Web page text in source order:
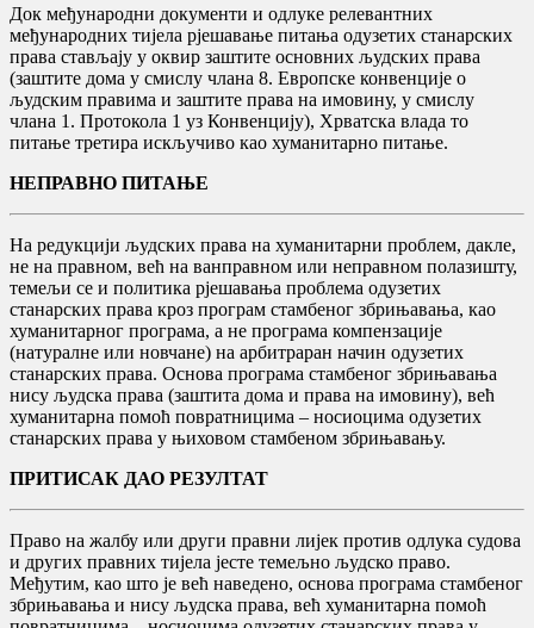
Док међународни документи и одлуке релевантних
међународних тијела рјешавање питања одузетих станарских
права стављају у оквир заштите основних људских права
(заштите дома у смислу члана 8. Европске конвенције о
људским правима и заштите права на имовину, у смислу
члана 1. Протокола 1 уз Конвенцију), Хрватска влада то
питање третира искључиво као хуманитарно питање.
НЕПРАВНО ПИТАЊЕ
На редукцији људских права на хуманитарни проблем, дакле,
не на правном, већ на ванправном или неправном полазишту,
темељи се и политика рјешавања проблема одузетих
станарских права кроз програм стамбеног збрињавања, као
хуманитарног програма, а не програма компензације
(натуралне или новчане) на арбитраран начин одузетих
станарских права. Основа програма стамбеног збрињавања
нису људска права (заштита дома и права на имовину), већ
хуманитарна помоћ повратницима – носиоцима одузетих
станарских права у њиховом стамбеном збрињавању.
ПРИТИСАК ДАО РЕЗУЛТАТ
Право на жалбу или други правни лијек против одлука судова
и других правних тијела јесте темељно људско право.
Међутим, као што је већ наведено, основа програма стамбеног
збрињавања и нису људска права, већ хуманитарна помоћ